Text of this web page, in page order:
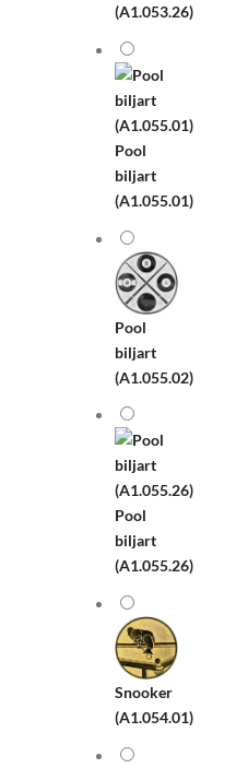
(A1.053.26)
Pool
biljart
(A1.055.01)
Pool
biljart
(A1.055.02)
Pool
biljart
(A1.055.26)
Snooker
(A1.054.01)